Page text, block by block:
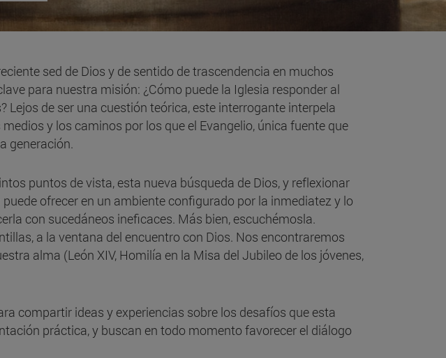
sed de Dios y de sentido de trascendencia en muchos
para nuestra misión: ¿Cómo puede la Iglesia responder al
Lejos de ser una cuestión teórica, este interrogante interpela
y los caminos por los que el Evangelio, única fuente que
generación.
puntos de vista, esta nueva búsqueda de Dios, y reflexionar
ofrecer en un ambiente configurado por la inmediatez y lo
con sucedáneos ineficaces. Más bien, escuchémosla.
a la ventana del encuentro con Dios. Nos encontraremos
alma (León XIV, Homilía en la Misa del Jubileo de los jóvenes,
compartir ideas y experiencias sobre los desafíos que esta
práctica, y buscan en todo momento favorecer el diálogo